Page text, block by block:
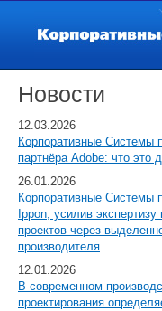
Новости
12.03.2026
Корпоративные Системы
партнёра Adobe: что это
26.01.2026
Корпоративные Системы
Ippon, усилив
проектов через
производителя
12.01.2026
В современном
проектирования